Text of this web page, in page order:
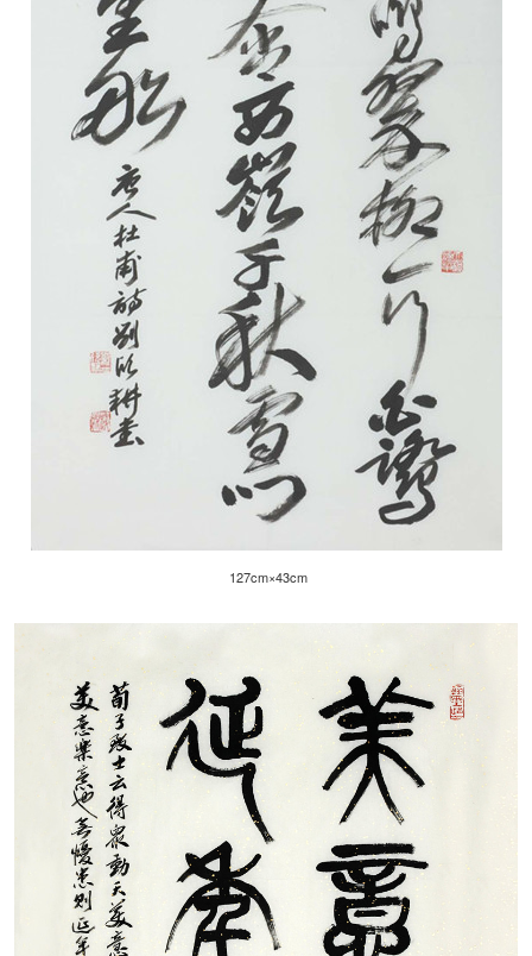
127cm×43cm